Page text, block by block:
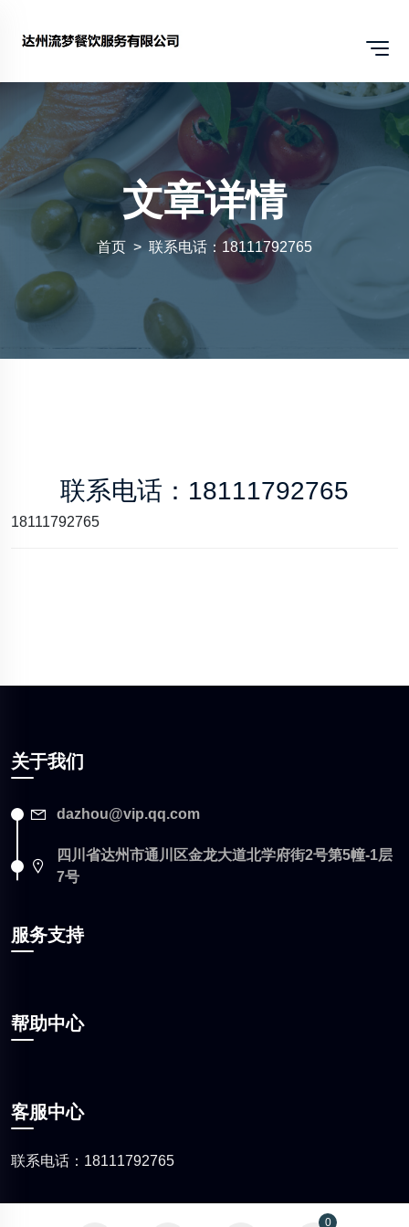
0
文章详情
首页 联系电话：18111792765
联系电话：18111792765
18111792765
关于我们
dazhou@vip.qq.com
四川省达州市通川区金龙大道北学府街2号第5幢-1层
7号
服务支持
帮助中心
客服中心
联系电话：18111792765